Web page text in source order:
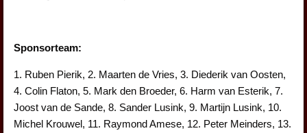
Sponsorteam:
1. Ruben Pierik, 2. Maarten de Vries, 3. Diederik van Oosten,
4. Colin Flaton, 5. Mark den Broeder, 6. Harm van Esterik, 7.
Joost van de Sande, 8. Sander Lusink, 9. Martijn Lusink, 10.
Michel Krouwel, 11. Raymond Amese, 12. Peter Meinders, 13.